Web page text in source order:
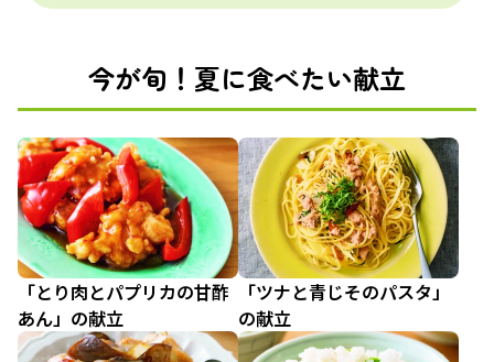
今が旬！夏に食べたい献立
「とり肉とパプリカの甘酢
あん」の献立
「ツナと青じそのパスタ」
の献立